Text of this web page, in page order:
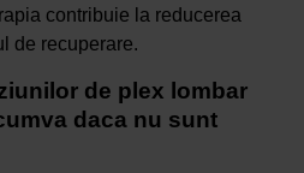
contribuie la reducerea
de recuperare.
de plex lombar
daca nu sunt